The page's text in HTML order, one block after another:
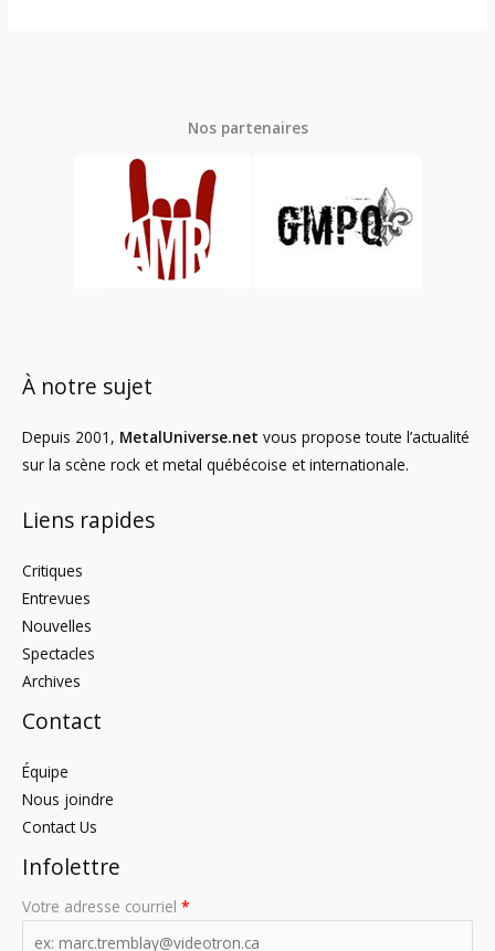
Nos partenaires
À notre sujet
Depuis 2001, MetalUniverse.net vous propose toute l’actualité
sur la scène rock et metal québécoise et internationale.
Liens rapides
Critiques
Entrevues
Nouvelles
Spectacles
Archives
Contact
Équipe
Nous joindre
Contact Us
Infolettre
Votre adresse courriel *